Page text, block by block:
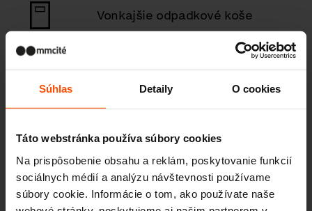
Súhlas Detaily O cookies
Táto webstránka používa súbory cookies
Na prispôsobenie obsahu a reklám, poskytovanie funkcií
sociálnych médií a analýzu návštevnosti používame
súbory cookie. Informácie o tom, ako používate naše
Vonkajšie odpadkové koše
Vonkajšie popolníky
Vonkajšie prístrešky, paravány